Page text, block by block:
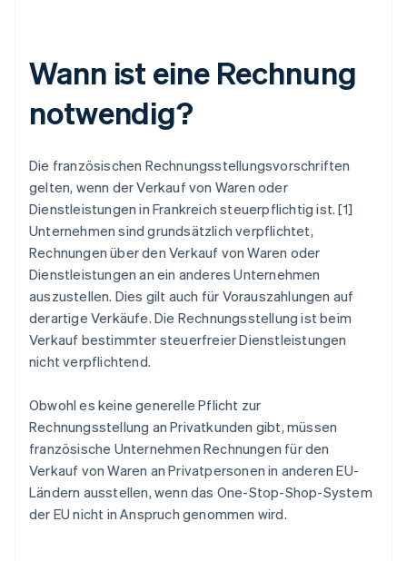
Wann ist eine Rechnung
notwendig?
Die französischen Rechnungsstellungsvorschriften
gelten, wenn der Verkauf von Waren oder
Dienstleistungen in Frankreich steuerpflichtig ist. [1]
Unternehmen sind grundsätzlich verpflichtet,
Rechnungen über den Verkauf von Waren oder
Dienstleistungen an ein anderes Unternehmen
auszustellen. Dies gilt auch für Vorauszahlungen auf
derartige Verkäufe. Die Rechnungsstellung ist beim
Verkauf bestimmter steuerfreier Dienstleistungen
nicht verpflichtend.
Obwohl es keine generelle Pflicht zur
Rechnungsstellung an Privatkunden gibt, müssen
französische Unternehmen Rechnungen für den
Verkauf von Waren an Privatpersonen in anderen EU-
Ländern ausstellen, wenn das One-Stop-Shop-System
der EU nicht in Anspruch genommen wird.